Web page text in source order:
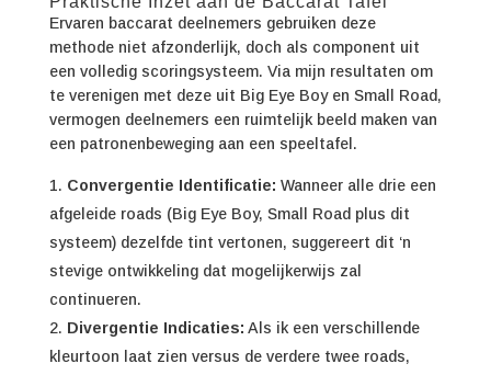
Ervaren baccarat deelnemers gebruiken deze
methode niet afzonderlijk, doch als component uit
een volledig scoringsysteem. Via mijn resultaten om
te verenigen met deze uit Big Eye Boy en Small Road,
vermogen deelnemers een ruimtelijk beeld maken van
een patronenbeweging aan een speeltafel.
Convergentie Identificatie: Wanneer alle drie een
afgeleide roads (Big Eye Boy, Small Road plus dit
systeem) dezelfde tint vertonen, suggereert dit ‘n
stevige ontwikkeling dat mogelijkerwijs zal
continueren.
Divergentie Indicaties: Als ik een verschillende
kleurtoon laat zien versus de verdere twee roads,